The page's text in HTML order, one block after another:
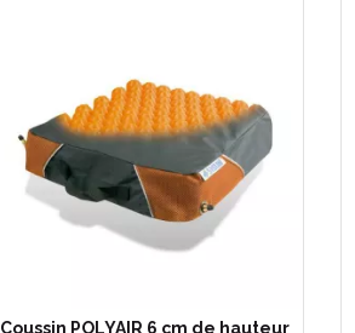
Coussin POLYAIR 6 cm de hauteur